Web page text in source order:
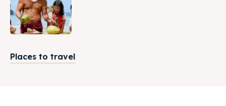
Places to travel